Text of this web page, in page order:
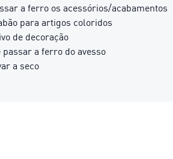
a ferro os acessórios/acabamentos
para artigos coloridos
de decoração
passar a ferro do avesso
a seco